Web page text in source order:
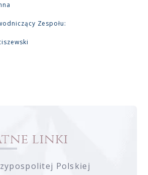
Zespołu:
linki
Polskiej